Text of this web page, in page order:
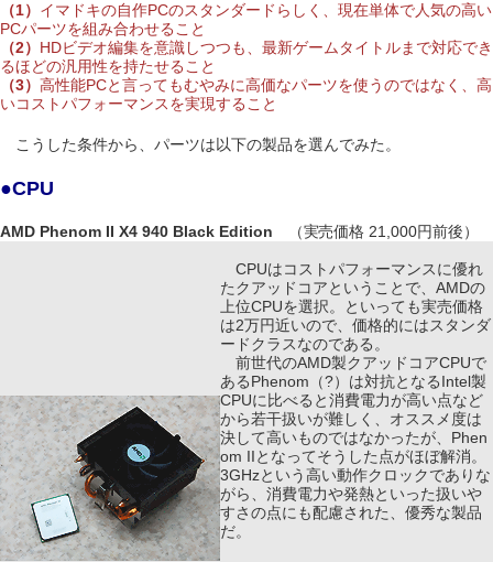
（1） イマドキの自作PCのスタンダードらしく、現在単体で人気の高い
PCパーツを組み合わせること
（2） HDビデオ編集を意識しつつも、最新ゲームタイトルまで対応でき
るほどの汎用性を持たせること
（3） 高性能PCと言ってもむやみに高価なパーツを使うのではなく、高
いコストパフォーマンスを実現すること
こうした条件から、パーツは以下の製品を選んでみた。
●CPU
AMD Phenom II X4 940 Black Edition （実売価格 21,000円前後）
CPUはコストパフォーマンスに優れ
たクアッドコアということで、AMDの
上位CPUを選択。といっても実売価格
は2万円近いので、価格的にはスタンダ
ードクラスなのである。
前世代のAMD製クアッドコアCPUで
あるPhenom（?）は対抗となるIntel製
CPUに比べると消費電力が高い点など
から若干扱いが難しく、オススメ度は
決して高いものではなかったが、Phen
om IIとなってそうした点がほぼ解消。
3GHzという高い動作クロックでありな
がら、消費電力や発熱といった扱いや
すさの点にも配慮された、優秀な製品
だ。